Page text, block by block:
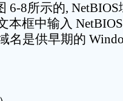
6-8所示的,
本框中输入
名是供早期的